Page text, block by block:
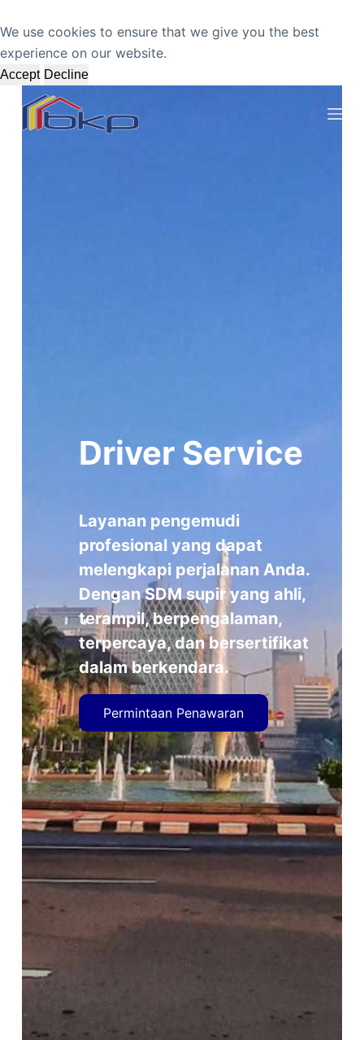
k
i
p
o
We use cookies to ensure that we give you the best
experience on our website.
Accept Decline
Driver Service
Layanan pengemudi
profesional yang dapat
melengkapi perjalanan Anda.
Dengan SDM supir yang ahli,
terampil, berpengalaman,
terpercaya, dan bersertifikat
dalam berkendara.
Permintaan Penawaran